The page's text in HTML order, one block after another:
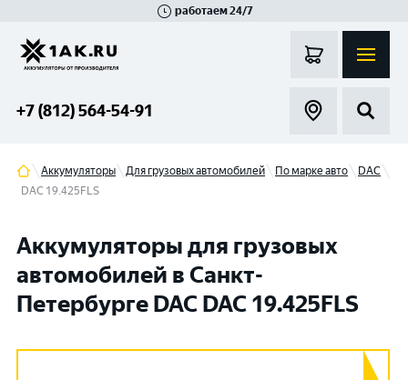
работаем 24/7
+7 (812) 564-54-91
Аккумуляторы Для грузовых автомобилей По марке авто
DAC
DAC 19.425FLS
Аккумуляторы для грузовых
автомобилей в Санкт-
Петербурге DAC DAC 19.425FLS
Гатчина